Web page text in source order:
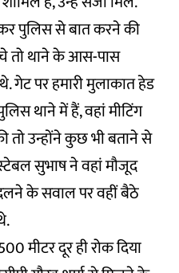
पुलिस से बात करने की
तो थाने के आस-पास
गेट पर हमारी मुलाकात हेड
थाने में हैं, वहां मीटिंग
तो उन्होंने कुछ भी बताने से
सुभाष ने वहां मौजूद
के सवाल पर वहीं बैठे
मीटर दूर ही रोक दिया